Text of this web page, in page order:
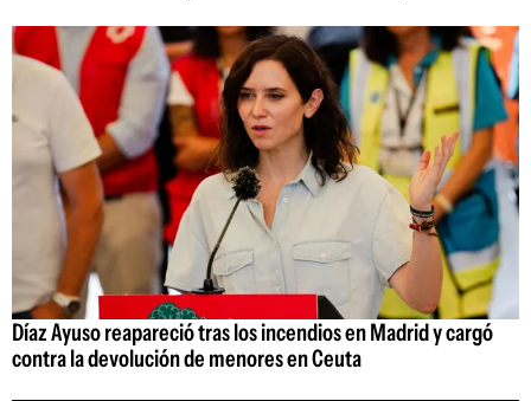
Díaz Ayuso reapareció tras los incendios en Madrid y cargó
contra la devolución de menores en Ceuta